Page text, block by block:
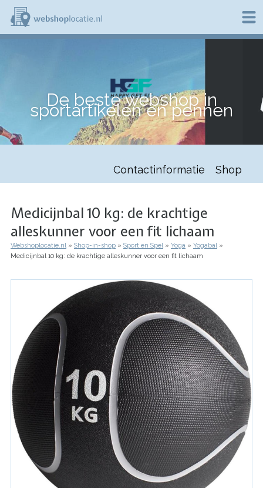
Overslaan
naar
c
l
De beste webshop in
sportartikelen en pennen
Contactinformatie Shop
Medicijnbal 10 kg: de krachtige
alleskunner voor een fit lichaam
Kruimelpad
Webshoplocatie.nl Shop-in-shop Sport en Spel Yoga
Yogabal
Medicijnbal 10 kg: de krachtige alleskunner voor een fit lichaam